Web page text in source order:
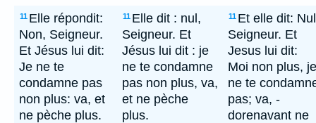
11 Elle répondit:
Non, Seigneur.
Et Jésus lui dit:
Je ne te
condamne pas
non plus: va, et
ne pèche plus.
11 Elle dit : nul,
Seigneur. Et
Jésus lui dit : je
ne te condamne
pas non plus, va,
et ne pèche
plus.
11 Et elle dit:
Seigneur. Et
Jesus lui dit:
Moi non plus, je
ne te
pas; va, -
dorenavant ne